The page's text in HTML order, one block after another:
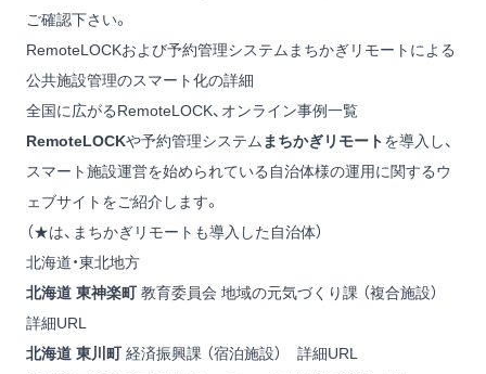
ご確認下さい。
RemoteLOCKおよび予約管理システムまちかぎリモートによる
公共施設管理のスマート化の詳細
全国に広がるRemoteLOCK、オンライン事例一覧
RemoteLOCKや予約管理システムまちかぎリモートを導入し、
スマート施設運営を始められている自治体様の運用に関するウ
ェブサイトをご紹介します。
（★は、まちかぎリモートも導入した自治体）
北海道・東北地方
北海道 東神楽町教育委員会 地域の元気づくり課 （複合施設）
詳細URL
北海道 東川町経済振興課 （宿泊施設） 詳細URL